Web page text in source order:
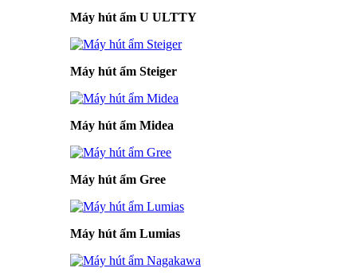
Máy hút ẩm U ULTTY
Máy hút ẩm Steiger
Máy hút ẩm Midea
Máy hút ẩm Gree
Máy hút ẩm Lumias